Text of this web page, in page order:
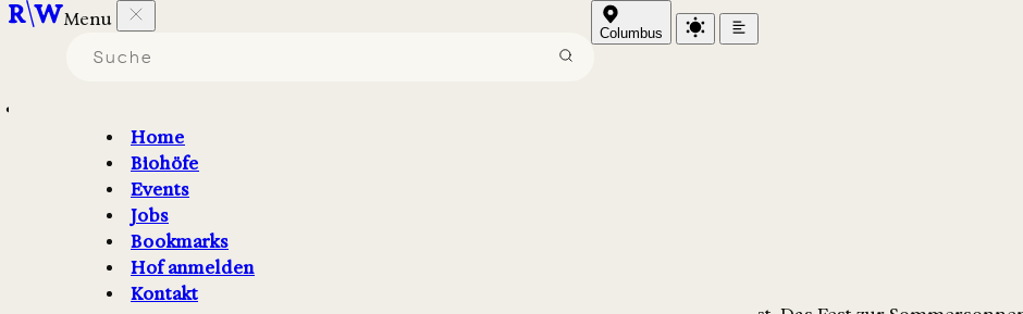
Menu
Home
Biohöfe
Events
Jobs
Bookmarks
Hof anmelden
Kontakt
Columbus
Arpshof
Mi., 24. Juni 2026 / 15:00 - 19:00
Google Calendar
Über die Veranstaltung